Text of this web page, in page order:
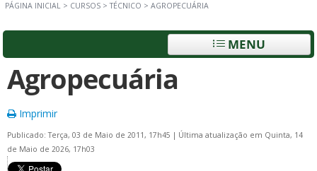
PÁGINA INICIAL > CURSOS >TÉCNICO > AGROPECUÁRIA
MENU
Agropecuária
Imprimir
Publicado: Terça, 03 de Maio de 2011, 17h45 | Última atualização em Quinta, 14
de Maio de 2026, 17h03